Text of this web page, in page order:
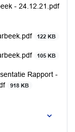
- 24.12.21.pdf
122 KB
105 KB
Rapport -
918 KB